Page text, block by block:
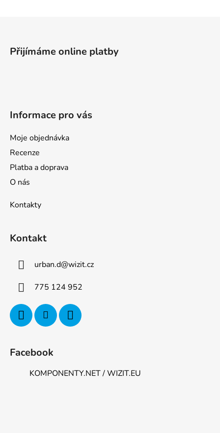
Přijímáme online platby
Informace pro vás
Moje objednávka
Recenze
Platba a doprava
O nás
Kontakty
Kontakt
urban.d@wizit.cz
775 124 952
Facebook
KOMPONENTY.NET / WIZIT.EU